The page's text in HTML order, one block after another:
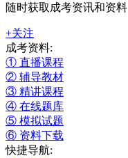
随时获取成考资讯和资料
+关注
成考资料:
① 直播课程
② 辅导教材
③ 精讲课程
④ 在线题库
⑤ 模拟试题
⑥ 资料下载
快捷导航: